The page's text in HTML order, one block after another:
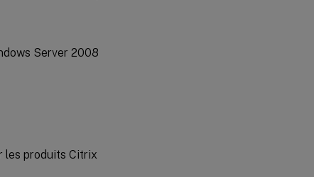
Server 2008
les produits Citrix